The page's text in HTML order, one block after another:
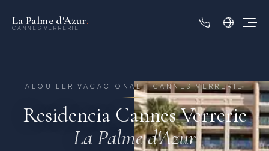
La Palme d'Azur.
CANNES VERRERIE
ALQUILER VACACIONAL · CANNES VERRERIE
Residencia Cannes Verrerie
La Palme d'Azur